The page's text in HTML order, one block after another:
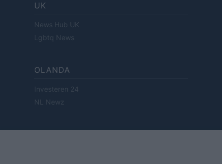
UK
News Hub UK
Lgbtq News
OLANDA
Investeren 24
NL Newz